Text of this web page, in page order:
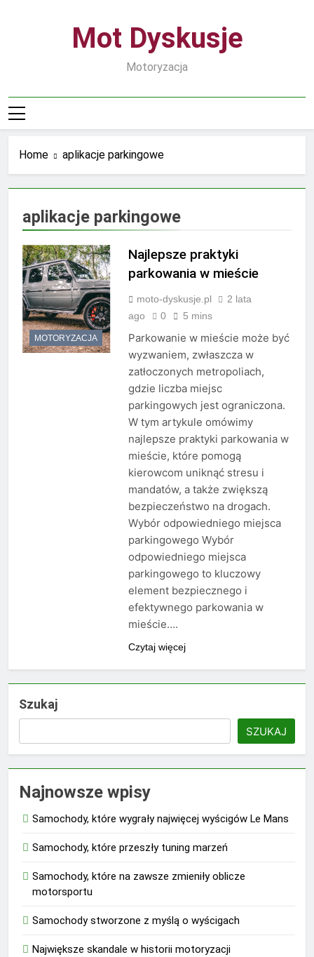
Mot Dyskusje
Motoryzacja
Home aplikacje parkingowe
aplikacje parkingowe
MOTORYZACJA
Najlepsze praktyki
parkowania w mieście
moto-dyskusje.pl
2 lata
ago
0 5 mins
Parkowanie w mieście może być
wyzwaniem, zwłaszcza w
zatłoczonych metropoliach,
gdzie liczba miejsc
parkingowych jest ograniczona.
W tym artykule omówimy
najlepsze praktyki parkowania w
mieście, które pomogą
kierowcom uniknąć stresu i
mandatów, a także zwiększą
bezpieczeństwo na drogach.
Wybór odpowiedniego miejsca
parkingowego Wybór
odpowiedniego miejsca
parkingowego to kluczowy
element bezpiecznego i
efektywnego parkowania w
mieście….
Czytaj więcej
Szukaj
SZUKAJ
Najnowsze wpisy
Samochody, które wygrały najwięcej wyścigów Le Mans
Samochody, które przeszły tuning marzeń
Samochody, które na zawsze zmieniły oblicze
motorsportu
Samochody stworzone z myślą o wyścigach
Największe skandale w historii motoryzacji